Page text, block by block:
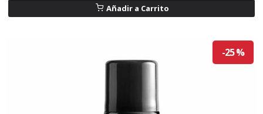
Añadir a Carrito
-25 %